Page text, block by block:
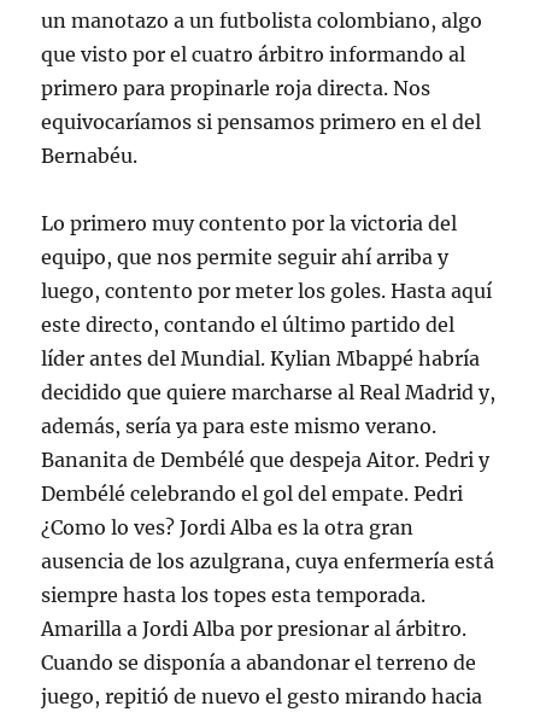
un manotazo a un futbolista colombiano, algo
que visto por el cuatro árbitro informando al
primero para propinarle roja directa. Nos
equivocaríamos si pensamos primero en el del
Bernabéu.
Lo primero muy contento por la victoria del
equipo, que nos permite seguir ahí arriba y
luego, contento por meter los goles. Hasta aquí
este directo, contando el último partido del
líder antes del Mundial. Kylian Mbappé habría
decidido que quiere marcharse al Real Madrid y,
además, sería ya para este mismo verano.
Bananita de Dembélé que despeja Aitor. Pedri y
Dembélé celebrando el gol del empate. Pedri
¿Como lo ves? Jordi Alba es la otra gran
ausencia de los azulgrana, cuya enfermería está
siempre hasta los topes esta temporada.
Amarilla a Jordi Alba por presionar al árbitro.
Cuando se disponía a abandonar el terreno de
juego, repitió de nuevo el gesto mirando hacia